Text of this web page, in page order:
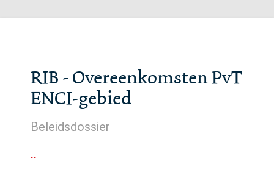
RIB - Overeenkomsten PvT
ENCI-gebied
Beleidsdossier
..